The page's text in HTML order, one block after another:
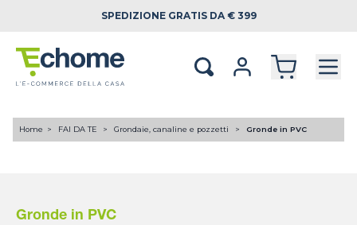
SPEDIZIONE GRATIS DA € 399
Home FAI DA TE Grondaie, canaline e pozzetti Gronde in PVC
Gronde in PVC